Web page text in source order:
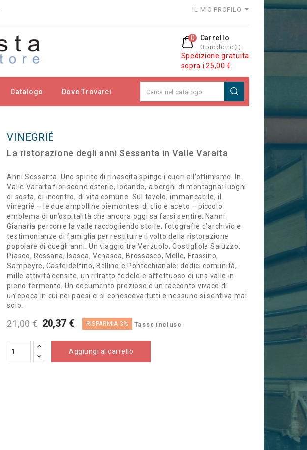
IL MIO PROFILO
Carrello
0 prodotto(i)
0
Spedizione gratuita
sopra i 25,00 €
Catalogo Dove Trovarci
VINEGRIÉ
La ristorazione degli anni Sessanta in Valle Varaita
Anni Sessanta. Uno spirito di rinascita spinge i cuori all’ottimismo. In
Valle Varaita fioriscono osterie, locande, alberghi di montagna: luoghi
di sosta, di incontro, di vita comune. Sul tavolo, immancabile, il
vinegrié – le due ampolline piemontesi di olio e aceto – piccolo
emblema di un’ospitalità che ancora oggi sa farsi sentire. Nanni
Gianaria percorre la valle raccogliendo storie, fotografie d’archivio e
testimonianze di famiglia per restituire il volto della ristorazione
popolare di quegli anni. Un viaggio tra Verzuolo, Costigliole Saluzzo,
Piasco, Rossana, Isasca, Venasca, Brossasco, Melle, Frassino,
Sampeyre, Casteldelfino, Bellino e Pontechianale: dodici comunità,
mille attività censite, un ritratto fedele e affettuoso di una valle in
pieno fermento. Un documento prezioso e un racconto vivace di
un’epoca in cui nei paesi ci si conosceva tutti e nessuno si sentiva mai
solo.
21,00 € 20,37 € RISPARMIA 3% Tasse incluse
Aggiungi al carrello